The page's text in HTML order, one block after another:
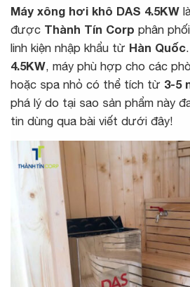
Máy xông hơi khô DAS 4.5KW
được Thành Tín Corp phân
linh kiện nhập khẩu từ Hàn Quốc
4.5KW, máy phù hợp cho các
hoặc spa nhỏ có thể tích từ 3-5
phá lý do tại sao sản phẩm này
tin dùng qua bài viết dưới đây!